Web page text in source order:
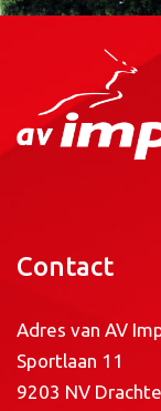
Contact
Adres van AV
Sportlaan 11
9203 NV